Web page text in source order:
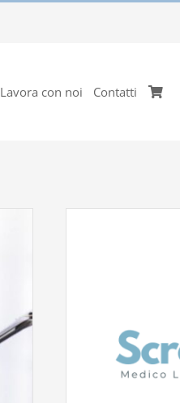
Lavora con noi Contatti